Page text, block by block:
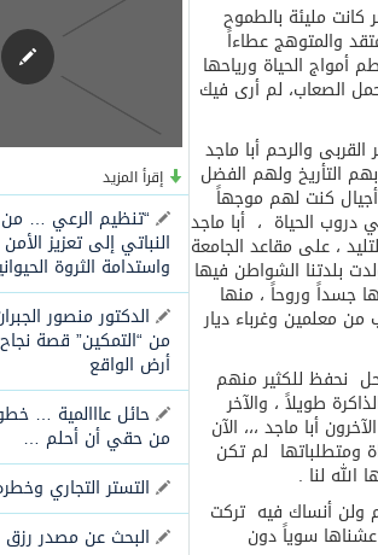
موسم حج 1447هـ
والتعاون والتكافل بين أهل الإسلام
إقرأ المزيد
“تنظيم الرعي … من
النباتي إلى تعزيز
واستدامة الثروة
الدكتور منصور
من “التمكين” قصة
أرض الواقع
حائل عااالمية …
من حقي أن أحلم …
التستر التجاري
البحث عن مصدر رزق
كانت مليئة بالطموح
والمتوهج عطاءاً
أمواج الحياة ورياحها
الصعاب، لم أرى فيك
والرحم أبا ماجد
التأريخ ولهم الفضل
كنت لهم موجهاً
الحياة ، أبا ماجد
، على مقاعد الجامعة
بلدتنا الشواطن فيها
جسداً وروحاً ، منها
من معلمين وغرباء ديار
نحفظ للكثير منهم
طويلاً ، والآخر
أبا ماجد ،،، الآن
ومتطلباتها لم تكن
الله لنا .
ولن أنساك فيه تركت
عشناها سوياً دون